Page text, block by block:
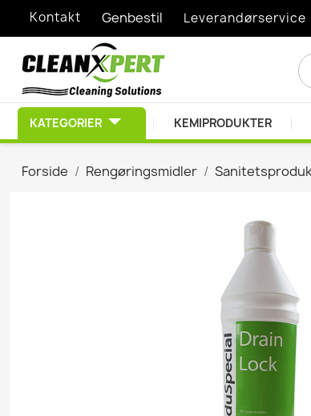
Kontakt Genbestil Leverandørservice
KATEGORIER
Diverse
Duft- &
Graffitifjerner
Grovrengøring
Gulvvask &
KEMIPRODUKTER
Forside Rengøringsmidler